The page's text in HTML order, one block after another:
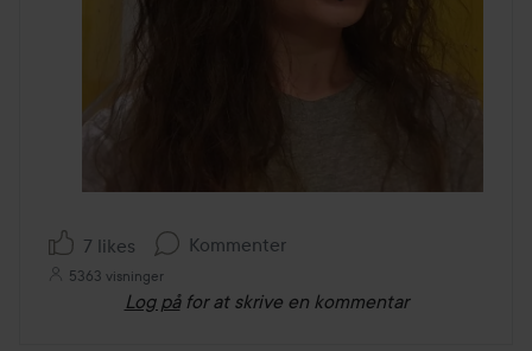
7 likes Kommenter
5363 visninger
Log på for at skrive en kommentar